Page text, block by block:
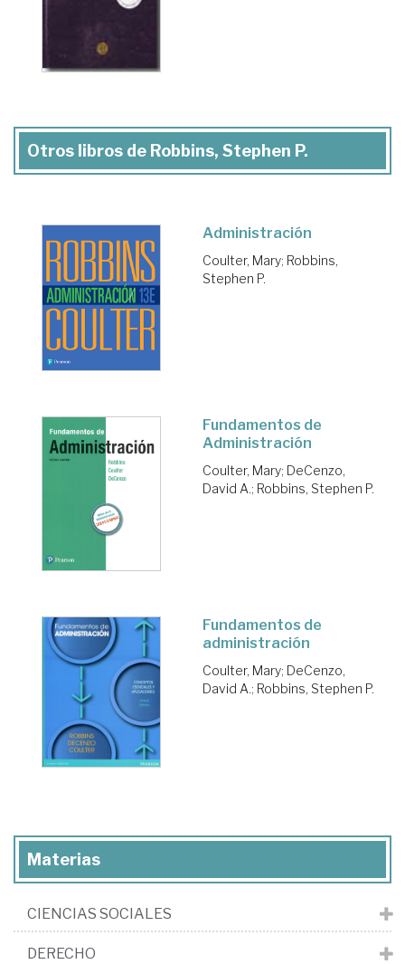
Otros libros de Robbins, Stephen P.
Administración
Coulter, Mary; Robbins,
Stephen P.
Fundamentos de
Administración
Coulter, Mary; DeCenzo,
David A.; Robbins, Stephen P.
Fundamentos de
administración
Coulter, Mary; DeCenzo,
David A.; Robbins, Stephen P.
Materias
CIENCIAS SOCIALES
DERECHO